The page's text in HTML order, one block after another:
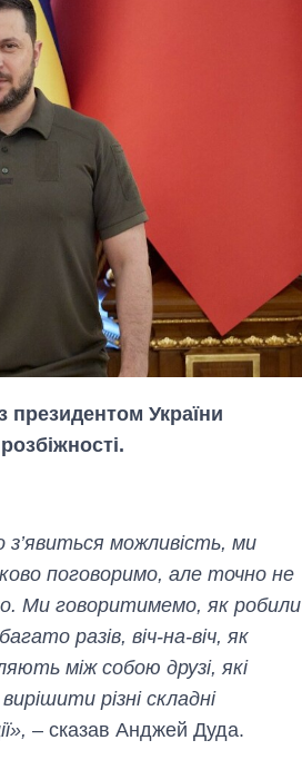
президентом України
можливість, ми
поговоримо, але точно не
Ми говоритимемо, як робили
разів, віч-на-віч, як
між собою друзі, які
різні складні
– сказав Анджей Дуда.